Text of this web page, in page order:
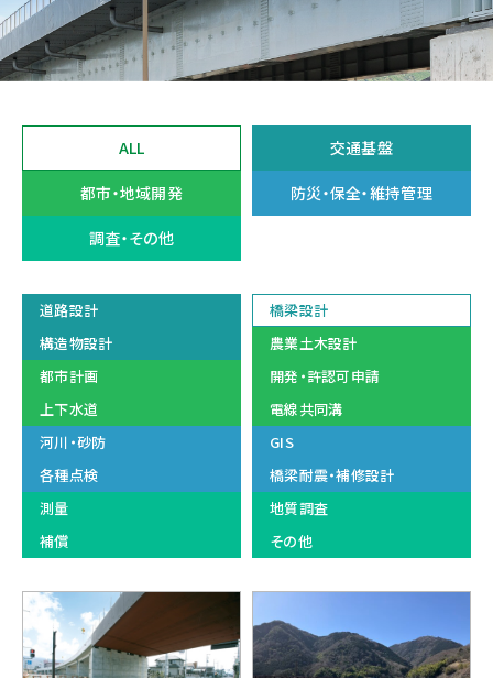
ALL 交通基盤
都市・地域開発 防災・保全・維持管理
調査・その他
道路設計
橋梁設計
構造物設計
農業土木設計
都市計画
開発・許認可申請
上下水道
電線共同溝
河川・砂防
GIS
各種点検
橋梁耐震・補修設計
測量
地質調査
補償
その他